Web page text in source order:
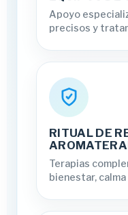
Apoyo
precisos y
RITUAL DE
Terapias
bienestar,